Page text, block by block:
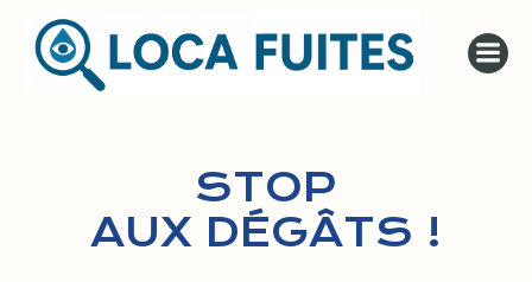
au
contenu
STOP
AUX DÉGÂTS !